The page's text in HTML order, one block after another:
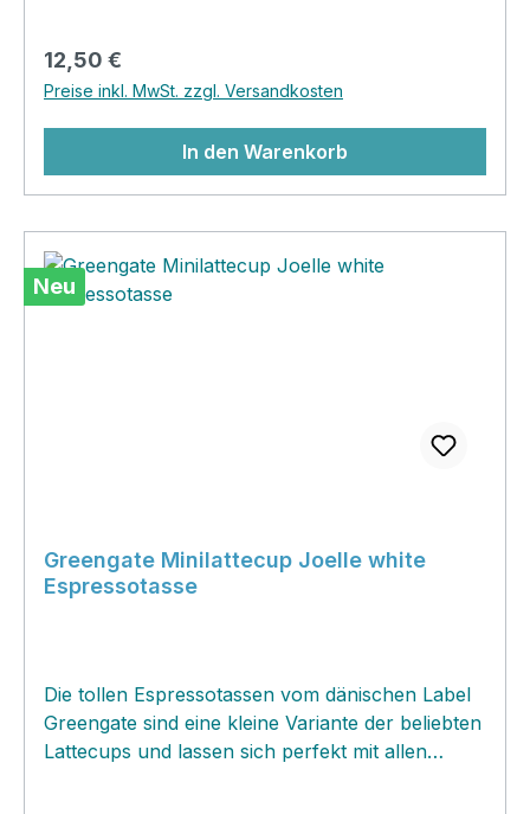
Regulärer Preis:
12,50 €
Preise inkl. MwSt. zzgl. Versandkosten
In den Warenkorb
Neu
Greengate Minilattecup Joelle white
Espressotasse
Die tollen Espressotassen vom dänischen Label
Greengate sind eine kleine Variante der beliebten
Lattecups und lassen sich perfekt mit allen